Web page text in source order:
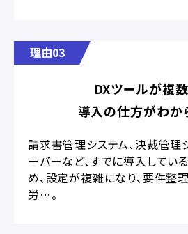
理由03
DXツールが複数
導入の仕方がわ
請求書管理システム、決裁管理
ーバーなど、すでに導入してい
め、設定が複雑になり、要件整
労…。